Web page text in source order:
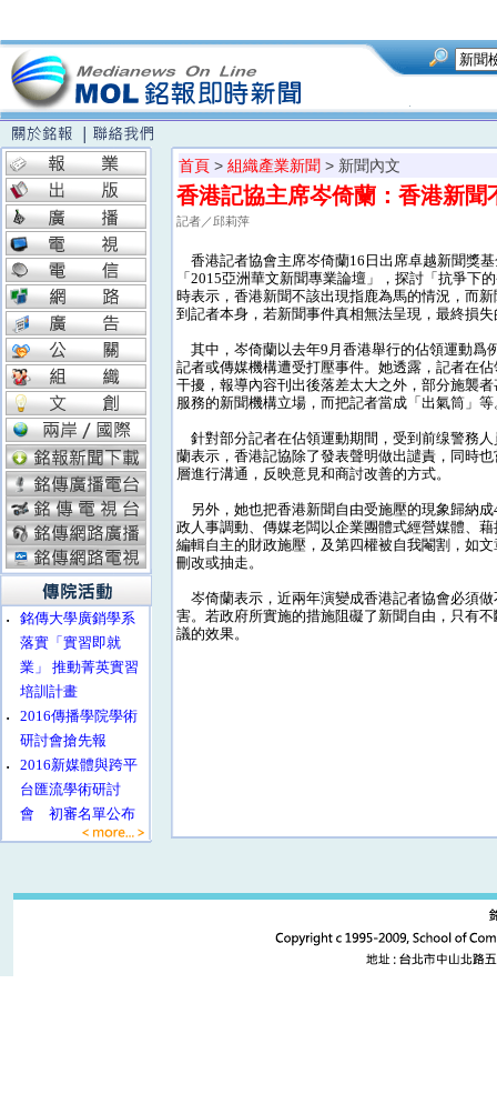
‧
銘傳大學廣銷學系
落實「實習即就
業」 推動菁英實習
培訓計畫
‧
2016傳播學院學術
研討會搶先報
‧
2016新媒體與跨平
台匯流學術研討
會 初審名單公布
首頁 > 組織產業新聞 > 新聞內文
香港記協主席岑倚蘭：香港新
記者／邱莉萍
香港記者協會主席岑倚蘭16日出席卓越新聞獎
「2015亞洲華文新聞專業論壇」，探討「抗爭下
時表示，香港新聞不該出現指鹿為馬的情況，而
到記者本身，若新聞事件真相無法呈現，最終損
其中，岑倚蘭以去年9月香港舉行的佔領運動爲
記者或傳媒機構遭受打壓事件。她透露，記者在
干擾，報導內容刊出後落差太大之外，部分施襲
服務的新聞機構立場，而把記者當成「出氣筒」等
針對部分記者在佔領運動期間，受到前缐警務
蘭表示，香港記協除了發表聲明做出譴責，同時
層進行溝通，反映意見和商討改善的方式。
另外，她也把香港新聞自由受施壓的現象歸納
政人事調動、傳媒老闆以企業團體式經營媒體、
編輯自主的財政施壓，及第四權被自我閹割，如
刪改或抽走。
岑倚蘭表示，近兩年演變成香港記者協會必須
害。若政府所實施的措施阻礙了新聞自由，只有
議的效果。